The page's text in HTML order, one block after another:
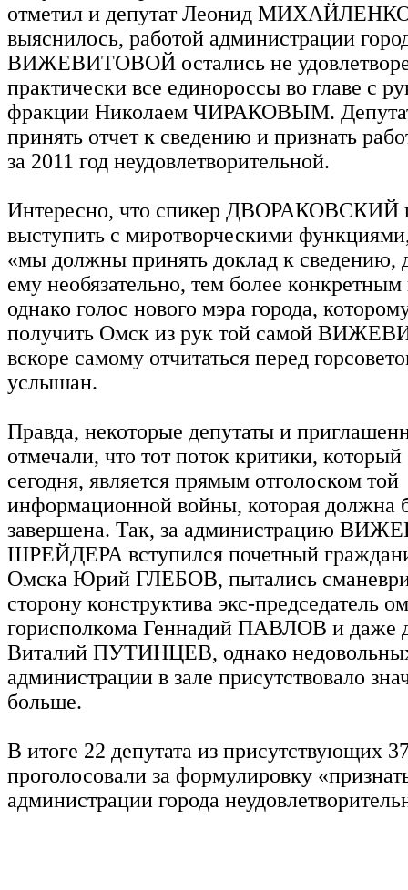
отметил и депутат Леонид
выяснилось, работой администрации
ВИЖЕВИТОВОЙ остались не
практически все единороссы во главе с
фракции Николаем ЧИРАКОВЫМ.
принять отчет к сведению и признать
за 2011 год неудовлетворительной.
Интересно, что спикер ДВОРАКОВСКИЙ
выступить с миротворческими
«мы должны принять доклад к сведению,
ему необязательно, тем более
однако голос нового мэра города,
получить Омск из рук той самой
вскоре самому отчитаться перед
услышан.
Правда, некоторые депутаты и
отмечали, что тот поток критики,
сегодня, является прямым отголоском той
информационной войны, которая должна
завершена. Так, за администрацию
ШРЕЙДЕРА вступился почетный
Омска Юрий ГЛЕБОВ, пытались
сторону конструктива экс-председатель
горисполкома Геннадий ПАВЛОВ и даже
Виталий ПУТИНЦЕВ, однако
администрации в зале присутствовало
больше.
В итоге 22 депутата из присутствующих
проголосовали за формулировку
администрации города